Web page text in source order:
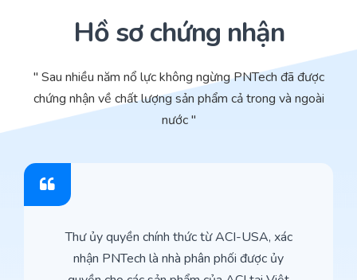
Hồ sơ chứng nhận
" Sau nhiều năm nổ lực không ngừng PNTech đã được
chứng nhận về chất lượng sản phẩm cả trong và ngoài
nước "
Thư ủy quyền chính thức từ ACI-USA, xác
nhận PNTech là nhà phân phối được ủy